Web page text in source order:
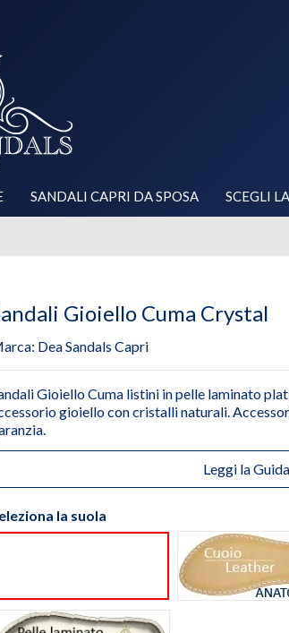
SANDALI CAPRI DA SPOSA SCEGLI
Gioiello Cuma Crystal
Dea Sandals Capri
Gioiello Cuma listini in pelle laminato
gioiello con cristalli naturali.
Leggi la
la suola
Suola cuoio naturale
Suola Anatomic Memory Soft